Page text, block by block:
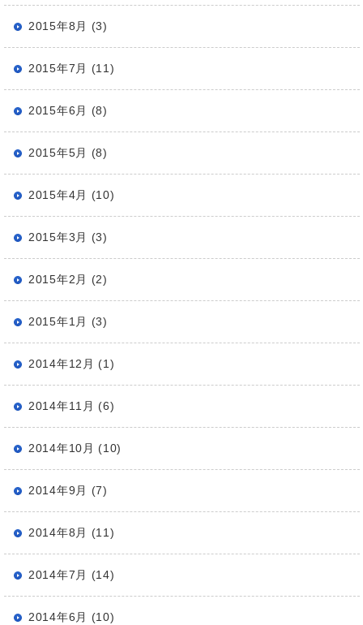
2015年8月 (3)
2015年7月 (11)
2015年6月 (8)
2015年5月 (8)
2015年4月 (10)
2015年3月 (3)
2015年2月 (2)
2015年1月 (3)
2014年12月 (1)
2014年11月 (6)
2014年10月 (10)
2014年9月 (7)
2014年8月 (11)
2014年7月 (14)
2014年6月 (10)